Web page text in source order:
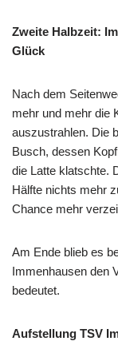
Zweite Halbzeit:
Glück
Nach dem
mehr und mehr die
auszustrahlen. Die
Busch, dessen
die Latte klatschte.
Hälfte nichts mehr
Chance mehr
Am Ende blieb es
Immenhausen den
bedeutet.
Aufstellung TSV